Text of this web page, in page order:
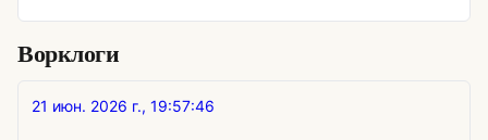
Ворклоги
21 июн. 2026 г., 19:57:46